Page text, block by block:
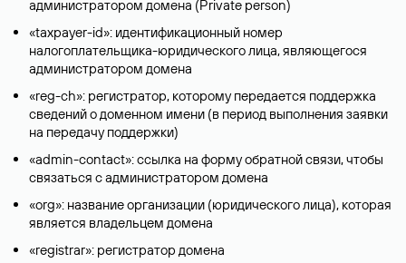
администратором домена (Privatе person)
«taxpayer-id»: идентификационный номер
налогоплательщика-юридического лица, являющегося
администратором домена
«reg-ch»: регистратор, которому передается поддержка
сведений о доменном имени (в период выполнения заявки
на передачу поддержки)
«admin-contact»: ссылка на форму обратной связи, чтобы
связаться с администратором домена
«org»: название организации (юридического лица), которая
является владельцем домена
«registrar»: регистратор домена